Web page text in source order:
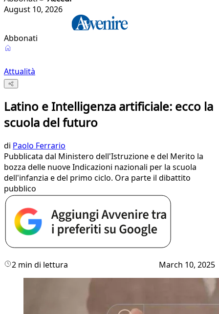
August 10, 2026
Abbonati
Attualità
Latino e Intelligenza artificiale: ecco la
scuola del futuro
di Paolo Ferrario
Pubblicata dal Ministero dell'Istruzione e del Merito la
bozza delle nuove Indicazioni nazionali per la scuola
dell'infanzia e del primo ciclo. Ora parte il dibattito
pubblico
2 min di lettura March 10, 2025